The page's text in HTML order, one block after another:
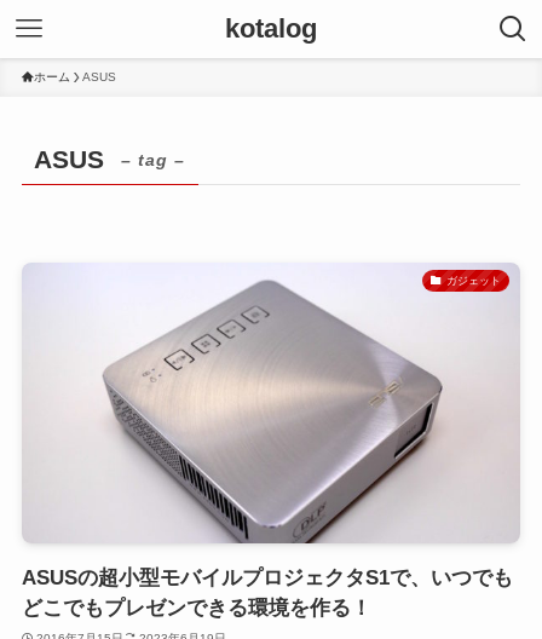
kotalog
ホーム ASUS
ASUS – tag –
ガジェット
ASUSの超小型モバイルプロジェクタS1で、いつでも
どこでもプレゼンできる環境を作る！